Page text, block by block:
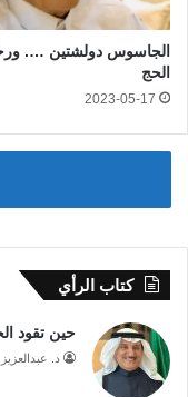
الجاسوس دولشتين ….
الحج
2023-05-17
كتاب الرأي
حين تقود
د.